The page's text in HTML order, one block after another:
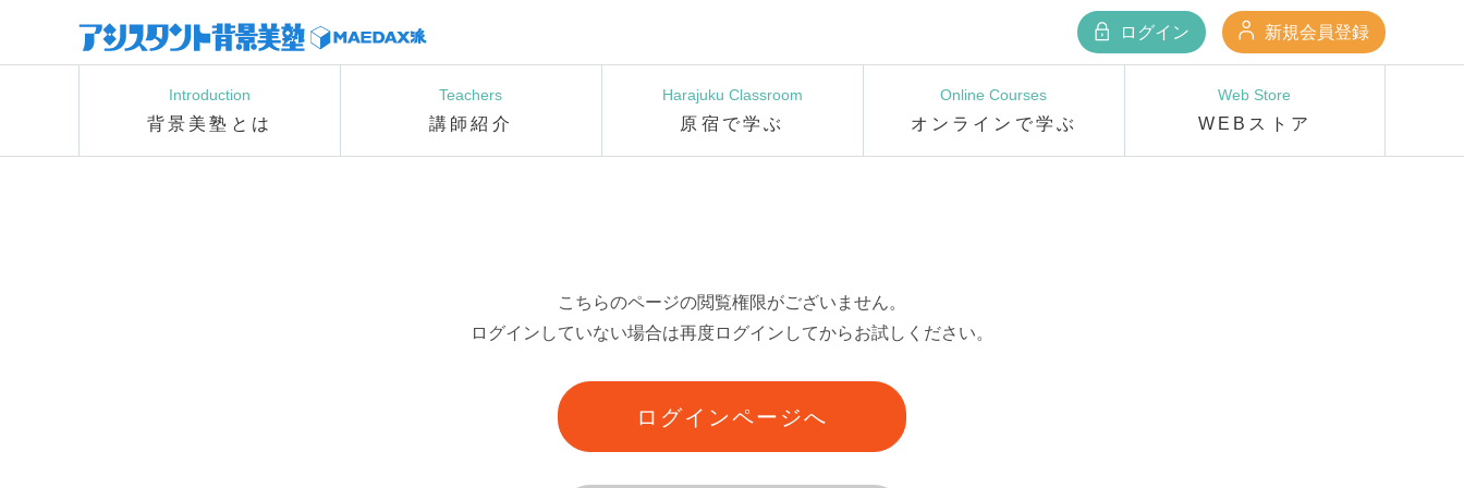
ログイン 新規会員登録
Introduction
背景美塾とは
Teachers
講師紹介
Harajuku Classroom
原宿で学ぶ
Online Courses
オンラインで学ぶ
Web Store
WEBストア
こちらのページの閲覧権限がございません。
ログインしていない場合は再度ログインしてからお試しください。
ログインページへ